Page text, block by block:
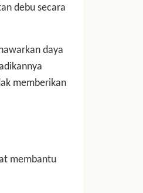
debu secara
daya
memberikan
membantu